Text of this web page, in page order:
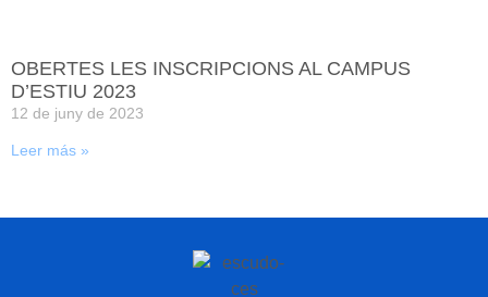
OBERTES LES INSCRIPCIONS AL CAMPUS
D’ESTIU 2023
12 de juny de 2023
Leer más »